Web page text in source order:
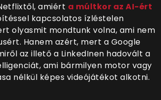
amiért a múltkor az AI-ért
kapcsolatos ízléstelen
olyasmit mondtunk volna, ami nem
Hanem azért, mert a Google
az illető a LinkedInen hadovált a
ami bármilyen motor vagy
nélkül képes videójátékot alkotni.